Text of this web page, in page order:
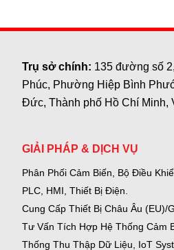
Trụ sở chính: 135 đường số
Phúc, Phường Hiệp Bình
Đức, Thành phố Hồ Chí Minh,
GIẢI PHÁP & DỊCH VỤ
Phân Phối Cảm Biến, Bộ Điều
PLC, HMI, Thiết Bị Điện.
Cung Cấp Thiết Bị Châu Âu (EU)/
Tư Vấn Tích Hợp Hệ Thống Cảm
Thống Thu Thập Dữ Liệu, IoT